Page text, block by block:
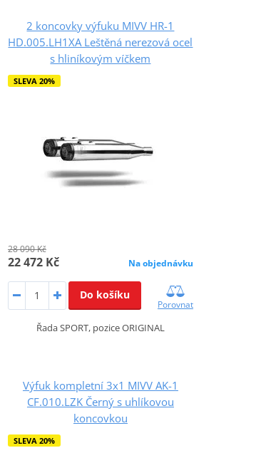
2 koncovky výfuku MIVV HR-1
HD.005.LH1XA Leštěná nerezová ocel
s hliníkovým víčkem
SLEVA 20%
28 090 Kč
22 472 Kč Na objednávku
Do košíku
Porovnat
Řada SPORT, pozice ORIGINAL
Výfuk kompletní 3x1 MIVV AK-1
CF.010.LZK Černý s uhlíkovou
koncovkou
SLEVA 20%